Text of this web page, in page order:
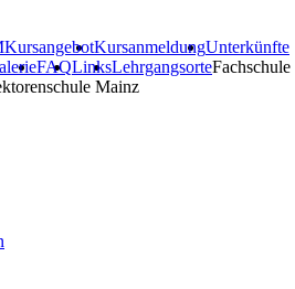
KursangebotKursanmeldungUnterkünfte
FAQLinksLehrgangsorteFachschule
Mainz